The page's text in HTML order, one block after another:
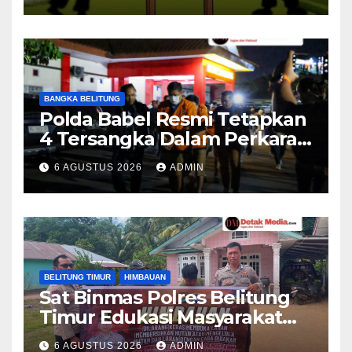
BANGKA BELITUNG
Polda Babel Resmi Tetapkan
4 Tersangka Dalam Perkara
52,5 Ton Pasir Timah Ilegal Di
Belitung
6 AGUSTUS 2026 ADMIN
BELITUNG TIMUR HIMBAUAN
Sat Binmas Polres Belitung
Timur Edukasi Masyarakat
Desa Padang tentang
6 AGUSTUS 2026 ADMIN